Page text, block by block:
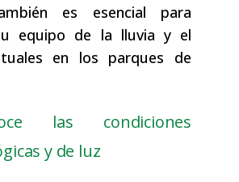
es esencial para
equipo de la lluvia y el
en los parques de
las condiciones
y de luz